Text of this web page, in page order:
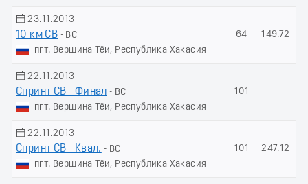
23.11.2013
10 км СВ - ВС
пгт. Вершина Тёи, Республика Хакасия
64 149.72
22.11.2013
Спринт СВ - Финал - ВС
пгт. Вершина Тёи, Республика Хакасия
101 -
22.11.2013
Спринт СВ - Квал. - ВС
пгт. Вершина Тёи, Республика Хакасия
101 247.12